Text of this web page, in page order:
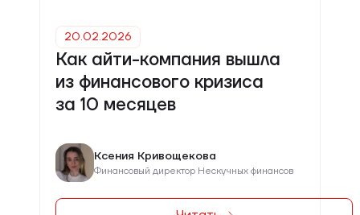
20.02.2026
Как айти-компания вышла
из финансового кризиса
за 10 месяцев
Ксения Кривощекова
Финансовый директор Нескучных финансов